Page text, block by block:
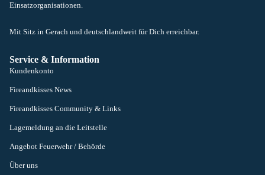
Einsatzorganisationen.
Mit Sitz in Gerach und deutschlandweit für Dich erreichbar.
Service & Information
Kundenkonto
Fireandkisses News
Fireandkisses Community & Links
Lagemeldung an die Leitstelle
Angebot Feuerwehr / Behörde
Über uns